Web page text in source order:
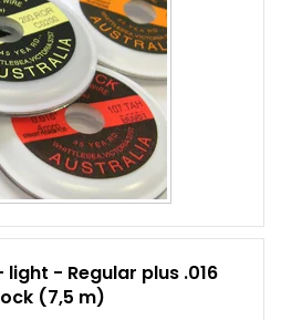
- Regular plus .016
(7,5 m)